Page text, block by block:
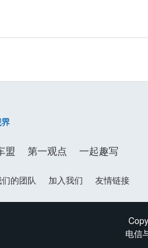
盟 第一观点 一起趣写
的团队 加入我们 友情链接
电信